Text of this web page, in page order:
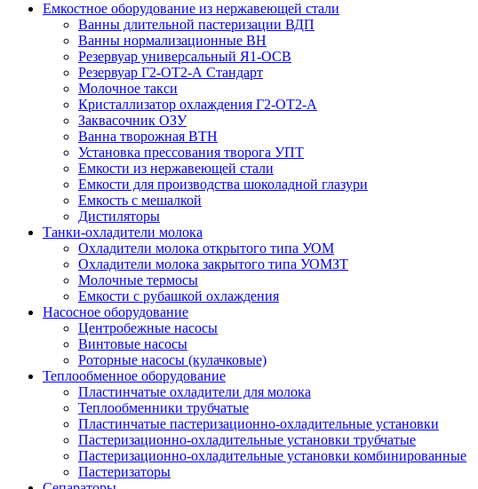
Емкостное оборудование из нержавеющей стали
Ванны длительной пастеризации ВДП
Ванны нормализационные ВН
Резервуар универсальный Я1-ОСВ
Резервуар Г2-ОТ2-А Стандарт
Молочное такси
Кристаллизатор охлаждения Г2-ОТ2-А
Заквасочник ОЗУ
Ванна творожная ВТН
Установка прессования творога УПТ
Емкости из нержавеющей стали
Емкости для производства шоколадной глазури
Емкость с мешалкой
Дистиляторы
Танки-охладители молока
Охладители молока открытого типа УОМ
Охладители молока закрытого типа УОМЗТ
Молочные термосы
Емкости с рубашкой охлаждения
Насосное оборудование
Центробежные насосы
Винтовые насосы
Роторные насосы (кулачковые)
Теплообменное оборудование
Пластинчатые охладители для молока
Теплообменники трубчатые
Пластинчатые пастеризационно-охладительные установки
Пастеризационно-охладительные установки трубчатые
Пастеризационно-охладительные установки комбинированные
Пастеризаторы